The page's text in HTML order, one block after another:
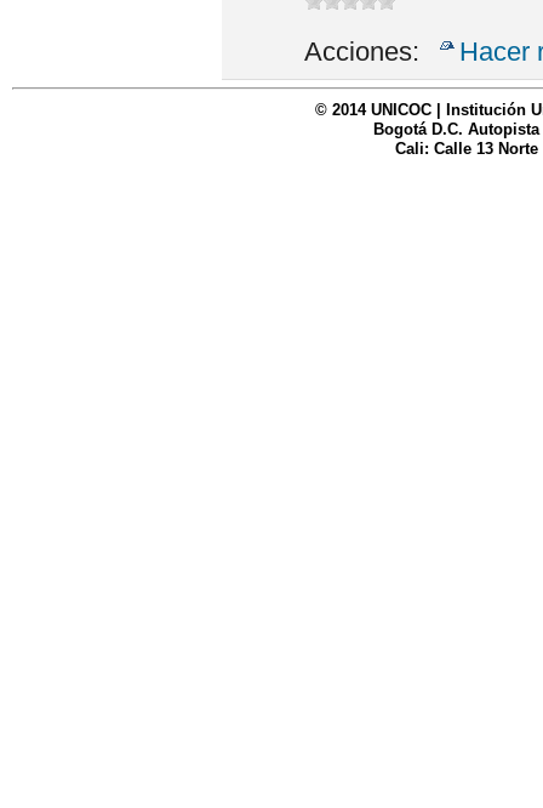
Acciones: Hacer
© 2014 UNICOC | Institución
Bogotá D.C. Autopista
Cali: Calle 13 Norte